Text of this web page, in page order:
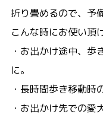
折り畳めるので、予
こんな時にお使い頂
・お出かけ途中、
に。
・長時間歩き移動時
・お出かけ先での愛